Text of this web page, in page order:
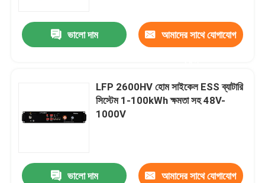
ভালো দাম আমাদের সাথে যোগাযোগ
LFP 2600HV হোম সাইকেল ESS ব্যাটারি
সিস্টেম 1-100kWh ক্ষমতা সহ 48V-
1000V
ভালো দাম আমাদের সাথে যোগাযোগ